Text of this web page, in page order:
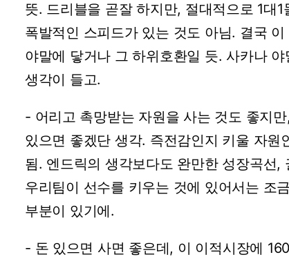
뜻. 드리블을 곧잘 하지만, 절대적으로 1대1
폭발적인 스피드가 있는 것도 아님. 결국 이
야말에 닿거나 그 하위호환일 듯. 사카나 야
생각이 들고.
- 어리고 촉망받는 자원을 사는 것도 좋지만,
있으면 좋겠단 생각. 즉전감인지 키울 자원
됨. 엔드릭의 생각보다도 완만한 성장곡선,
우리팀이 선수를 키우는 것에 있어서는 조금
부분이 있기에.
- 돈 있으면 사면 좋은데, 이 이적시장에